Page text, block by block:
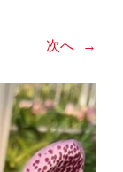
次へ